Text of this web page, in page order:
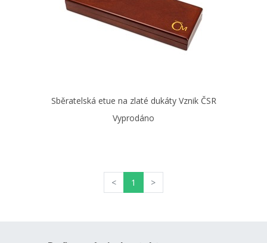
Sběratelská etue na zlaté dukáty Vznik ČSR
Vyprodáno
< 1 >